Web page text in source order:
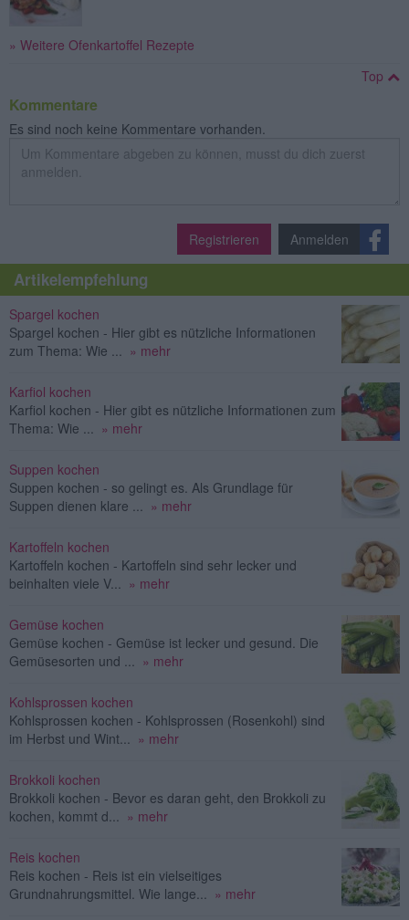
» Weitere Ofenkartoffel Rezepte
Top
Kommentare
Es sind noch keine Kommentare vorhanden.
Registrieren Anmelden
Artikelempfehlung
Spargel kochen
Spargel kochen - Hier gibt es nützliche Informationen
zum Thema: Wie ...
» mehr
Karfiol kochen
Karfiol kochen - Hier gibt es nützliche Informationen zum
Thema: Wie ...
» mehr
Suppen kochen
Suppen kochen - so gelingt es. Als Grundlage für
Suppen dienen klare ...
» mehr
Kartoffeln kochen
Kartoffeln kochen - Kartoffeln sind sehr lecker und
beinhalten viele V...
» mehr
Gemüse kochen
Gemüse kochen - Gemüse ist lecker und gesund. Die
Gemüsesorten und ...
» mehr
Kohlsprossen kochen
Kohlsprossen kochen - Kohlsprossen (Rosenkohl) sind
im Herbst und Wint...
» mehr
Brokkoli kochen
Brokkoli kochen - Bevor es daran geht, den Brokkoli zu
kochen, kommt d...
» mehr
Reis kochen
Reis kochen - Reis ist ein vielseitiges
Grundnahrungsmittel. Wie lange...
» mehr